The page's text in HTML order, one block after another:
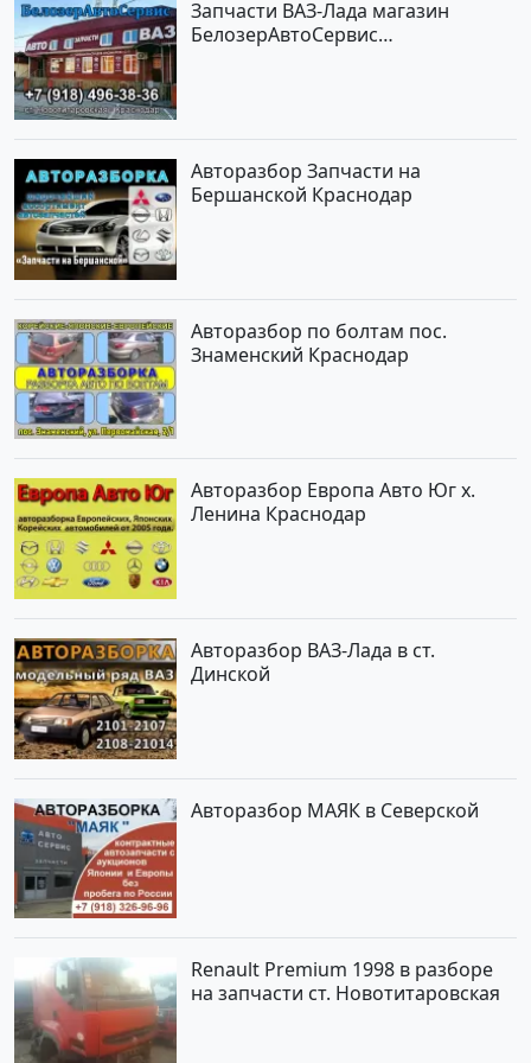
Запчасти ВАЗ-Лада магазин
БелозерАвтоСервис
Авторазбор Запчасти на
Бершанской Краснодар
Авторазбор по болтам пос.
Знаменский Краснодар
Авторазбор Европа Авто Юг х.
Ленина Краснодар
Авторазбор ВАЗ-Лада в ст.
Динской
Авторазбор МАЯК в Северской
Renault Premium 1998 в разборе
на запчасти ст. Новотитаровская